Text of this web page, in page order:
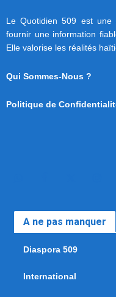
Le Quotidien 509 est
fournir une information
Elle valorise les réalités
Qui Sommes-Nous ?
Politique de
A ne pas manquer
Diaspora 509
International